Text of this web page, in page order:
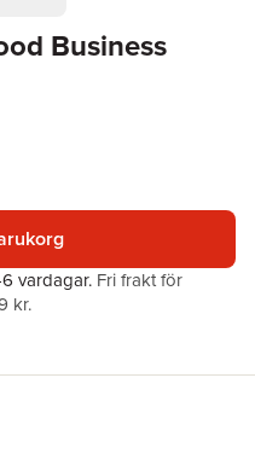
Business
vardagar. Fri frakt för
kr.